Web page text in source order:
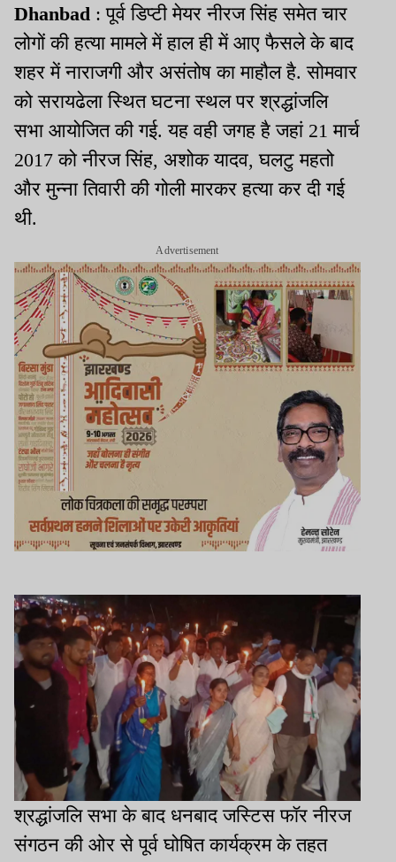
Dhanbad : पूर्व डिप्टी मेयर नीरज सिंह समेत चार
लोगों की हत्या मामले में हाल ही में आए फैसले के बाद
शहर में नाराजगी और असंतोष का माहौल है. सोमवार
को सरायढेला स्थित घटना स्थल पर श्रद्धांजलि
सभा आयोजित की गई. यह वही जगह है जहां 21 मार्च
2017 को नीरज सिंह, अशोक यादव, घलटु महतो
और मुन्ना तिवारी की गोली मारकर हत्या कर दी गई
थी.
Advertisement
श्रद्धांजलि सभा के बाद धनबाद जस्टिस फॉर नीरज
संगठन की ओर से पूर्व घोषित कार्यक्रम के तहत